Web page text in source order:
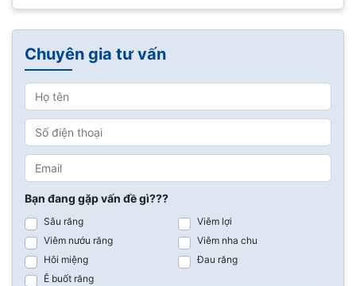
Chuyên gia tư vấn
Bạn đang gặp vấn đề gì???
Sâu răng
Viêm lợi
Viêm nướu răng
Viêm nha chu
Hôi miệng
Đau răng
Ê buốt răng